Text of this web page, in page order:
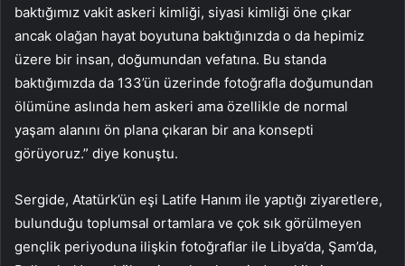
baktığımız vakit askeri kimliği, siyasi kimliği öne çıkar
ancak olağan hayat boyutuna baktığınızda o da hepimiz
üzere bir insan, doğumundan vefatına. Bu standa
baktığımızda da 133’ün üzerinde fotoğrafla doğumundan
ölümüne aslında hem askeri ama özellikle de normal
yaşam alanını ön plana çıkaran bir ana konsepti
görüyoruz.” diye konuştu.
Sergide, Atatürk’ün eşi Latife Hanım ile yaptığı ziyaretlere,
bulunduğu toplumsal ortamlara ve çok sık görülmeyen
gençlik periyoduna ilişkin fotoğraflar ile Libya’da, Şam’da,